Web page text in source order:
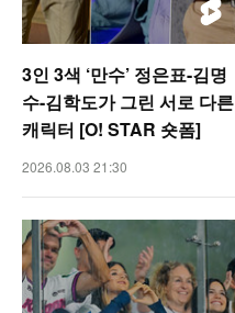
3인 3색 ‘만수’ 정은표-김명
수-김학도가 그린 서로 다른
캐릭터 [O! STAR 숏폼]
2026.08.03 21:30